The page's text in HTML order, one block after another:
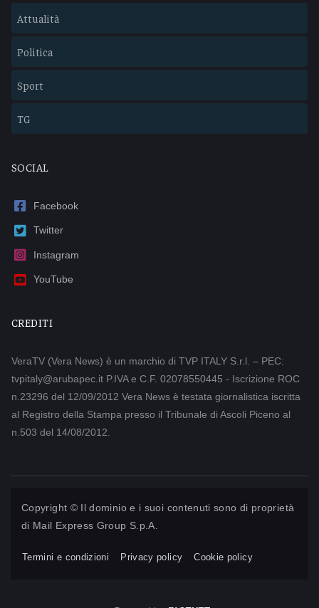
Attualità
Politica
Sport
TG
SOCIAL
Facebook
Twitter
Instagram
YouTube
CREDITI
VeraTV (Vera News) è un marchio di TVP ITALY S.r.l. – PEC:
tvpitaly@arubapec.it P.IVA e C.F. 02078550445 - Iscrizione ROC
n.23296 del 12/09/2012 Vera News è testata giornalistica iscritta
al Registro della Stampa presso il Tribunale di Ascoli Piceno al
n.503 del 14/08/2012.
Copyright © Il dominio e i suoi contenuti sono di proprietà
di Mail Express Group S.p.A.
Termini e condizioni Privacy policy Cookie policy